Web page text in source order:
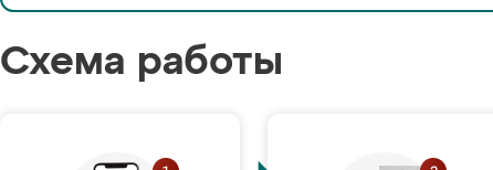
Схема работы